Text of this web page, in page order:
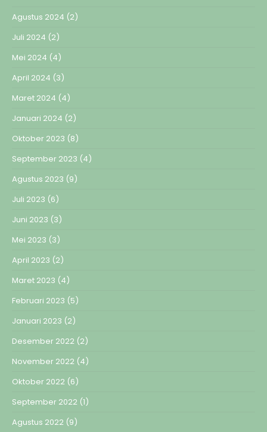
Agustus 2024 (2)
Juli 2024 (2)
Mei 2024 (4)
April 2024 (3)
Maret 2024 (4)
Januari 2024 (2)
Oktober 2023 (8)
September 2023 (4)
Agustus 2023 (9)
Juli 2023 (6)
Juni 2023 (3)
Mei 2023 (3)
April 2023 (2)
Maret 2023 (4)
Februari 2023 (5)
Januari 2023 (2)
Desember 2022 (2)
November 2022 (4)
Oktober 2022 (6)
September 2022 (1)
Agustus 2022 (9)